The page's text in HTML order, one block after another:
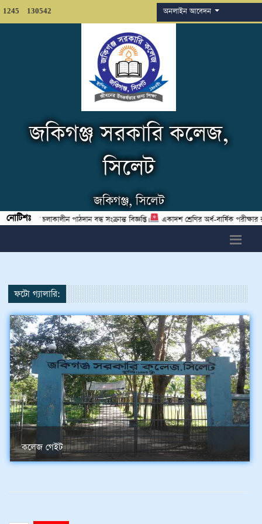
1245 130542 অনলাইন আবেদন
জকিগঞ্জ সরকারি কলেজ,
সিলেট
জকিগঞ্জ, সিলেট
নোটিশঃ
পরীক্ষা চলাকালীন পাঠদান বন্ধ সংক্রান্ত বিজ্ঞপ্তি।
একাদশ শ্রেণির অর্ধ-বার্ষিক পরীক্ষার
ফটো গ্যালারি:
কলেজ গেইট